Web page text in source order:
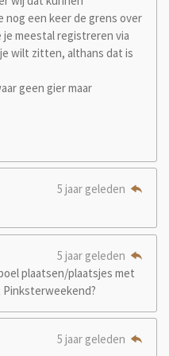
een keer de grens over
meestal registreren via
wilt zitten, althans dat is
geen gier maar
5 jaar geleden
5 jaar geleden
plaatsen/plaatsjes met
5 jaar geleden